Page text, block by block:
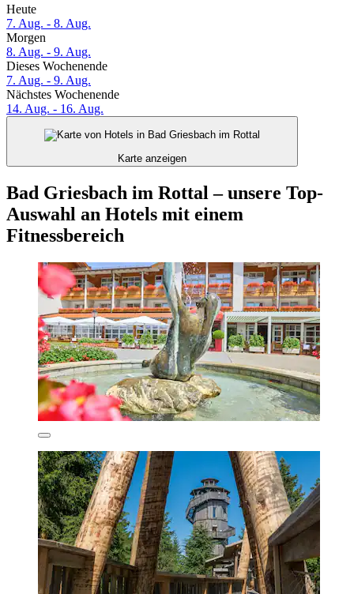
Heute
7. Aug. - 8. Aug.
Morgen
8. Aug. - 9. Aug.
Dieses Wochenende
7. Aug. - 9. Aug.
Nächstes Wochenende
14. Aug. - 16. Aug.
Karte anzeigen
Bad Griesbach im Rottal – unsere Top-
Auswahl an Hotels mit einem
Fitnessbereich